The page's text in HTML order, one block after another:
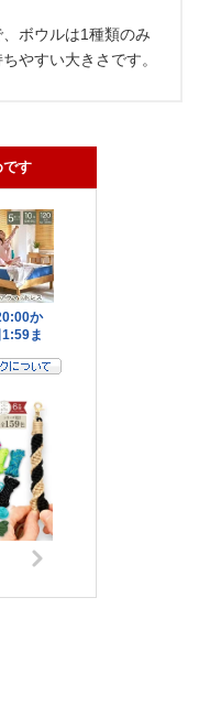
ボウルは1種類のみ
やすい大きさです。
す